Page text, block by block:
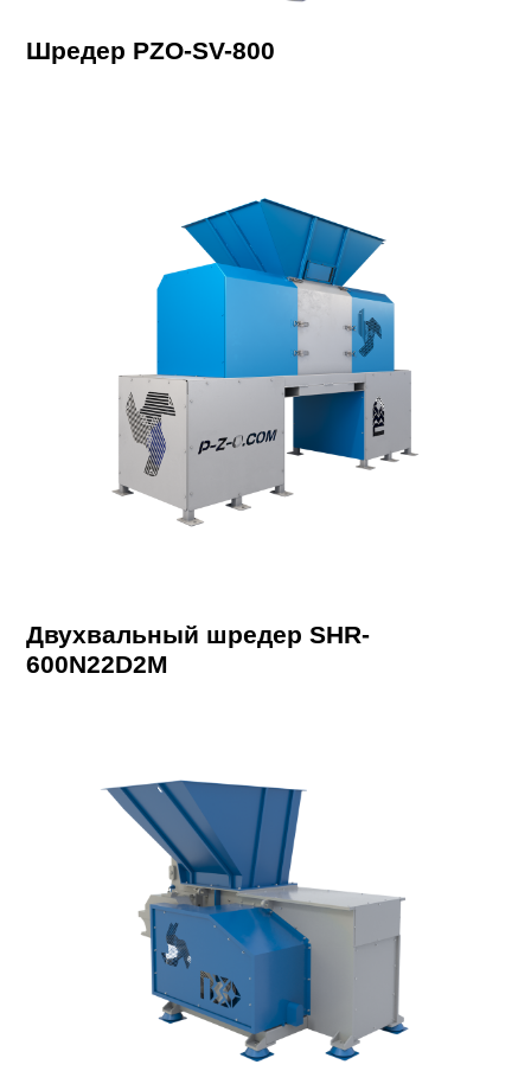
Шредер PZO-SV-800
Двухвальный шредер SHR-
600N22D2M